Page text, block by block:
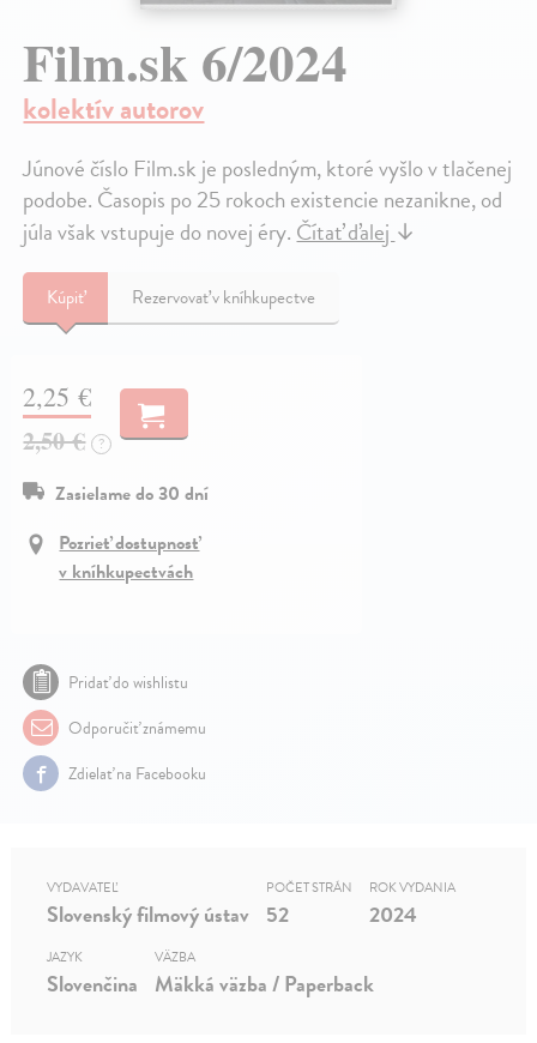
Film.sk 6/2024
kolektív autorov
Júnové číslo Film.sk je posledným, ktoré vyšlo v tlačenej
podobe. Časopis po 25 rokoch existencie nezanikne, od
júla však vstupuje do novej éry. Čítať ďalej ↓
Kúpiť Rezervovať v kníhkupectve
2,25 €
2,50 € ?
Zasielame do 30 dní
Pozrieť dostupnosť
v kníhkupectvách
Pridať do wishlistu
Odporučiť známemu
Zdielať na Facebooku
VYDAVATEĽ
Slovenský filmový ústav
POČET STRÁN
52
ROK VYDANIA
2024
JAZYK
Slovenčina
VÄZBA
Mäkká väzba / Paperback